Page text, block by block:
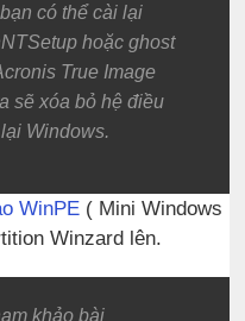
có thể cài lại
hoặc ghost
True Image
sẽ xóa bỏ hệ điều
Windows.
WinPE ( Mini Windows
Winzard lên.
khảo bài